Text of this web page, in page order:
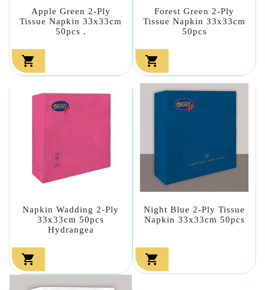
Apple Green 2-Ply
Tissue Napkin 33x33cm
50pcs .

Forest Green 2-Ply
Tissue Napkin 33x33cm
50pcs

Napkin Wadding 2-Ply
33x33cm 50pcs
Hydrangea

Night Blue 2-Ply Tissue
Napkin 33x33cm 50pcs
